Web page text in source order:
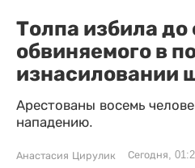
Толпа избила до
обвиняемого в
изнасиловании
Арестованы восемь
нападению.
Анастасия Цирулик Сегодня,